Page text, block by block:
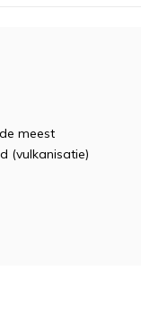
meest
(vulkanisatie)